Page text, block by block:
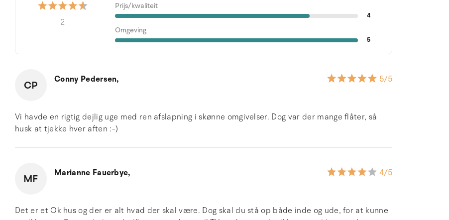
2
Prijs/kwaliteit
4
Omgeving
5
CP Conny Pedersen, 5/5
Vi havde en rigtig dejlig uge med ren afslapning i skønne omgivelser. Dog var der mange flåter, så
husk at tjekke hver aften :-)
MF Marianne Fauerbye, 4/5
Det er et Ok hus og der er alt hvad der skal være. Dog skal du stå op både inde og ude, for at kunne